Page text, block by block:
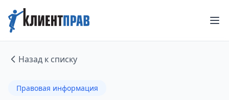
Назад к списку
Правовая информация